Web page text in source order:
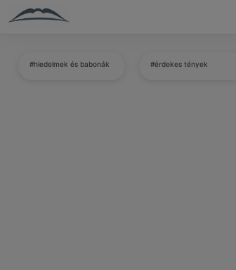
#hiedelmek és babonák #érdekes tények